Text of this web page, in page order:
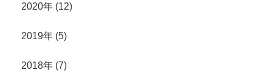
2020年 (12)
2019年 (5)
2018年 (7)